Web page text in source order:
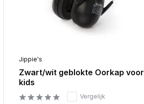
Jippie's
Zwart/wit geblokte Oorkap voor
kids
Vergelijk